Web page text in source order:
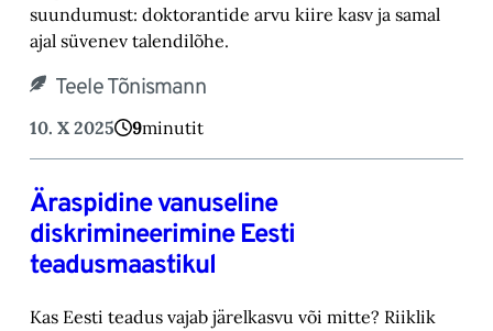
suundumust: doktorantide arvu kiire kasv ja samal
ajal süvenev talendilõhe.
Teele Tõnismann
10. X 2025 9minutit
Äraspidine vanuseline
diskrimineerimine Eesti
teadusmaastikul
Kas Eesti teadus vajab järelkasvu või mitte? Riiklik